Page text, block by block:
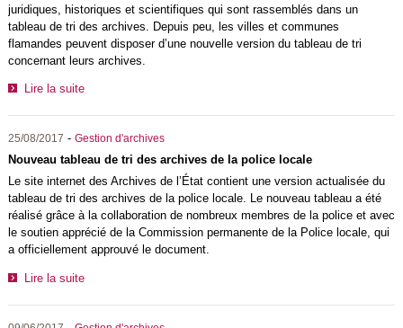
juridiques, historiques et scientifiques qui sont rassemblés dans un
tableau de tri des archives. Depuis peu, les villes et communes
flamandes peuvent disposer d’une nouvelle version du tableau de tri
concernant leurs archives.
Lire la suite
25/08/2017 - Gestion d'archives
Nouveau tableau de tri des archives de la police locale
Le site internet des Archives de l’État contient une version actualisée du
tableau de tri des archives de la police locale. Le nouveau tableau a été
réalisé grâce à la collaboration de nombreux membres de la police et avec
le soutien apprécié de la Commission permanente de la Police locale, qui
a officiellement approuvé le document.
Lire la suite